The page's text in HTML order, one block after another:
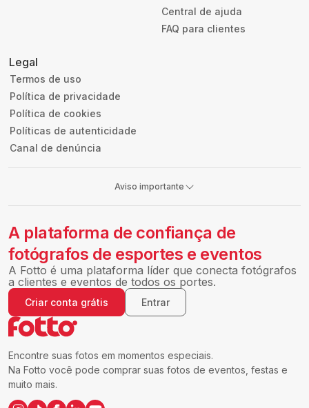
Central de ajuda
FAQ para clientes
Legal
Termos de uso
Política de privacidade
Política de cookies
Políticas de autenticidade
Canal de denúncia
Aviso importante
Encontre suas fotos em momentos especiais.
Na Fotto você pode comprar suas fotos de eventos, festas e
muito mais.
A plataforma de confiança de
fotógrafos de esportes e eventos
A Fotto é uma plataforma líder que conecta fotógrafos
a clientes e eventos de todos os portes.
Criar conta grátis Entrar